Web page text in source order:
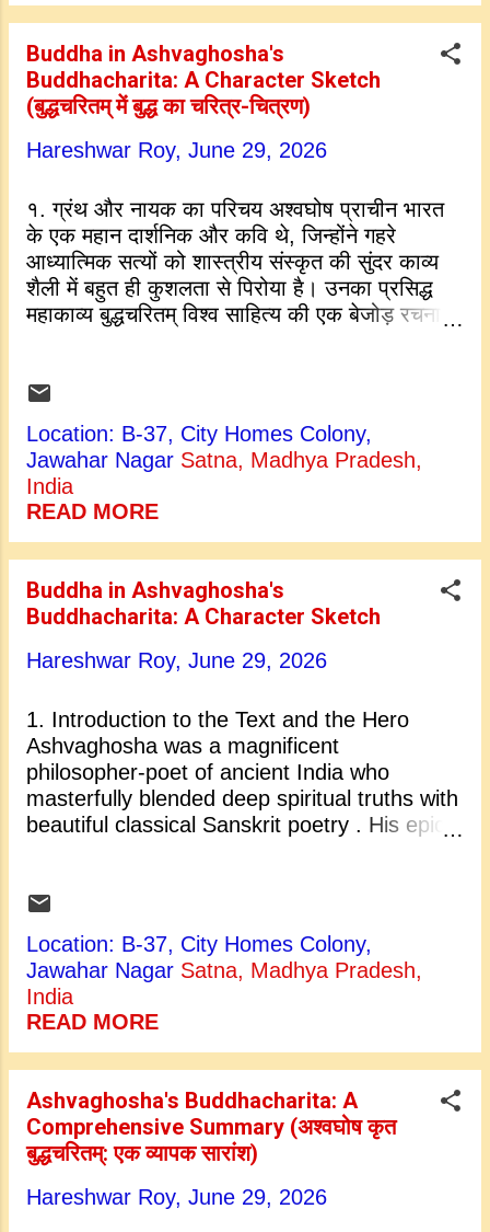
religious teachings into captivating art,
making him a foundational figure in the
history of the Mahakavya (court epic)
tradition. The Era of the Poet Ashvaghosha
lived during a vibrant and transformative
placed around the 1st to 2nd century CE. He
flourished during the golden reign of
Emperor Kanishka , the great ruler of the
Kushan Empire . This era was marked by
imme...
Buddha in Ashvaghosha's
Buddhacharita: A Character Sketch
(बुद्धचरितम् में बुद्ध का चरित्र-चित्रण)
Hareshwar Roy, June 29, 2026
१. ग्रंथ और नायक का परिचय अश्वघोष प्राचीन भारत
के एक महान दार्शनिक और कवि थे, जिन्होंने गहरे
आध्यात्मिक सत्यों को शास्त्रीय संस्कृत की सुंदर काव्य
शैली में बहुत ही कुशलता से पिरोया है। उनका प्रसिद्ध
महाकाव्य बुद्धचरितम् विश्व साहित्य की एक बेजोड़ रचना
है, जो एक अत्यंत भावुक और महलों में पले-बढ़े राजकुमार
से बदलकर पूरे संसार के उद्धारक बन जाते हैं। अश्वघोष
ने बुद्ध को केवल एक दूर रहने वाले, दोषरहित देवता के
रूप में प्रस्तुत नहीं किया है। इसके बजाय, उन्होंने एक
ऐसे आत्मीय नायक का चरित्र गढ़ा है, जिसकी तीव्र
सांसारिक शोक से परम आध्यात्मिक मुक्ति तक की
है। २. गहरी सहानुभूति और संवेदनशीलता के धनी अपने
प्रारंभिक जीवन से ही सिद्धार्थ एक असाधारण दयालु और
अत्यंत संवेदनशील व्यक्ति के रूप में दिखाई देते हैं। यद्यपि
उनके पिता ने उन्हें अतुलनीय विलासिता, सुंदर नर्तकियों
हृदय इन ऊपरी सुखों से ...
Location: B-37, City Homes Colony,
Jawahar Nagar Satna, Madhya Pradesh,
India
READ MORE
Buddha in Ashvaghosha's
Buddhacharita: A Character Sketch
Hareshwar Roy, June 29, 2026
1. Introduction to the Text and the Hero
Ashvaghosha was a magnificent
philosopher-poet of ancient India who
masterfully blended deep spiritual truths with
beautiful classical Sanskrit poetry . His epic
the incredible life transformation of
Siddhartha Gautama . At the absolute center
of this grand poetic narrative is the character
of Buddha, who evolves from a deeply
sensitive, sheltered prince into a universally
revered spiritual savior. Ashvaghosha does
figure. Instead, he beautifully sculpts a highly
relatable human protagonist whose profound
inner journey from intense worldly sorrow to
ultimate spiritual liberation serves as a
timeless guide for all of humanity. 2. A Man
Location: B-37, City Homes Colony,
Jawahar Nagar Satna, Madhya Pradesh,
India
READ MORE
Ashvaghosha's Buddhacharita: A
Comprehensive Summary (अश्वघोष कृत
बुद्धचरितम्: एक व्यापक सारांश)
Hareshwar Roy, June 29, 2026